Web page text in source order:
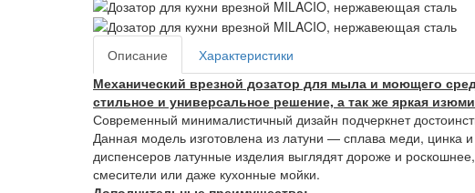
Описание
Характеристики
Механический врезной дозатор для мыла и моющего
стильное и универсальное решение, а так же яркая
Современный минималистичный дизайн подчеркнет
Данная модель изготовлена из латуни — сплава меди, цинка
диспенсеров латунные изделия выглядят дороже и
смесители или даже кухонные мойки.